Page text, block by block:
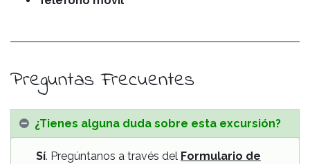
Preguntas Frecuentes
¿Tienes alguna duda sobre esta excursión?
Sí. Pregúntanos a través del Formulario de